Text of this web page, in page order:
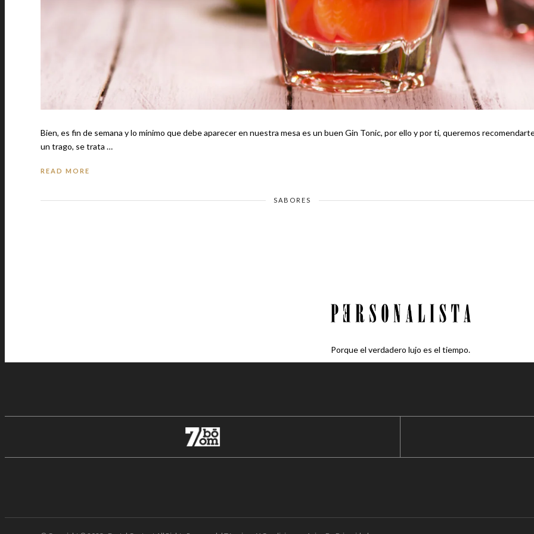
Bien, es fin de semana y lo mínimo que debe aparecer en nuestra mesa es un buen Gin Tonic, por ello y por ti, queremos
un trago, se trata …
READ MORE
SABORES
Porque el verdadero lujo es el tiempo.